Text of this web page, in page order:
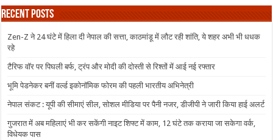
Recent Posts
Zen-Z ने 24 घंटे में हिला दी नेपाल की सत्ता, काठमांडू में लौट रही शांति, ये शहर अभी भी धधक
रहे
टैरिफ वॉर पर पिघली बर्फ, ट्रंप और मोदी की दोस्ती से रिश्तों में आई नई रफ्तार
भूमि पेडनेकर बनीं वर्ल्ड इकोनॉमिक फोरम की पहली भारतीय अभिनेत्री
नेपाल संकट : यूपी की सीमाएं सील, सोशल मीडिया पर पैनी नजर, डीजीपी ने जारी किया हाई अलर्ट
गुजरात में अब महिलाएं भी कर सकेंगी नाइट शिफ्ट में काम, 12 घंटे तक कराया जा सकेगा वर्क,
विधेयक पास